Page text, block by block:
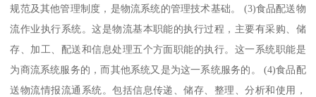
规范及其他管理制度，是物流系统的管理技术基础。 (3)食品配送物
流作业执行系统。这是物流基本职能的执行过程，主要有采购、储
存、加工、配送和信息处理五个方面职能的执行。这一系统职能是
为商流系统服务的，而其他系统又是为这一系统服务的。 (4)食品配
送物流情报流通系统。包括信息传递、储存、整理、分析和使用，